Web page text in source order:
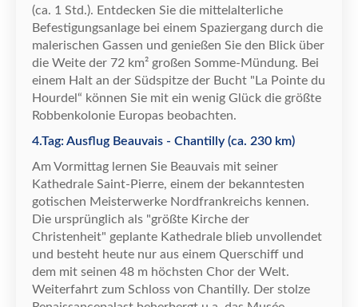
(ca. 1 Std.). Entdecken Sie die mittelalterliche
Befestigungsanlage bei einem Spaziergang durch die
malerischen Gassen und genießen Sie den Blick über
die Weite der 72 km² großen Somme-M ündung. Bei
einem Halt an der Südspitze der Bucht "La Pointe du
Hourdel “ können Sie mit ein wenig Gl ück die größte
Robbenkolonie Europas beobachten.
4.Tag: Ausflug Beauvais - Chantilly (ca. 230 km)
Am Vormittag lernen Sie Beauvais mit seiner
Kathedrale Saint-Pierre, einem der bekanntesten
gotischen Meisterwerke Nordfrankreichs kennen.
Die ursprünglich als "größte Kirche der
Christenheit" geplante Kathedrale blieb unvollendet
und besteht heute nur aus einem Querschiff und
dem mit seinen 48 m höchsten Chor der Welt.
Weiterfahrt zum Schloss von Chantilly. Der stolze